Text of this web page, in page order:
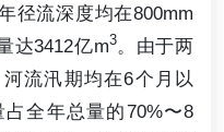
径流深度均在800mm
达3412亿m3。由于两
流汛期均在6个月以
占全年总量的70%〜8